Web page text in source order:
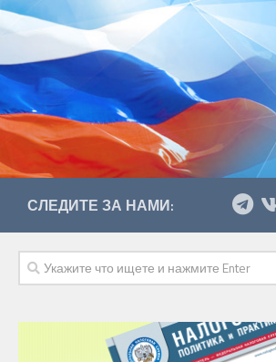
СЛЕДИТЕ ЗА НАМИ: